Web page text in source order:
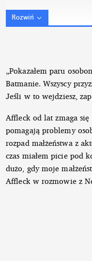
Rozwiń
„Pokazałem paru
Batmanie. Wszyscy
Jeśli w to wejdziesz,
Affleck od lat zmaga
pomagają problemy
rozpad małżeństwa z
czas miałem picie pod
dużo, gdy moje
Affleck w rozmowie z